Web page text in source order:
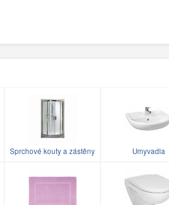
Sprchové kouty a zástěny Umyvadla